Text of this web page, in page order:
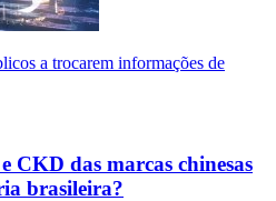
a trocarem informações de
CKD das marcas chinesas
brasileira?